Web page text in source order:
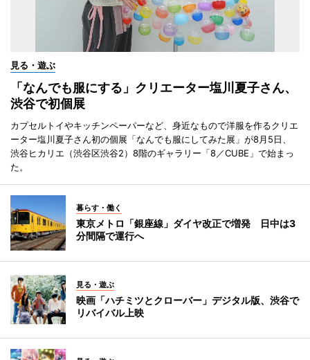
見る・遊ぶ
「なんでも服にする」クリエーター塩川夏子さん、
渋谷で初個展
カプセルトイやキッチンペーパーなど、身近なもので洋服を作るクリエ
ーター塩川夏子さん初の個展「なんでも服にしてみた展」が8月5日、
渋谷ヒカリエ（渋谷区渋谷2）8階のギャラリー「8／CUBE」で始まっ
た。
暮らす・働く
東京メトロ「銀座線」ダイヤ改正で増発 日中は3
分間隔で運行へ
見る・遊ぶ
映画「ハチミツとクローバー」デジタル版、渋谷で
リバイバル上映